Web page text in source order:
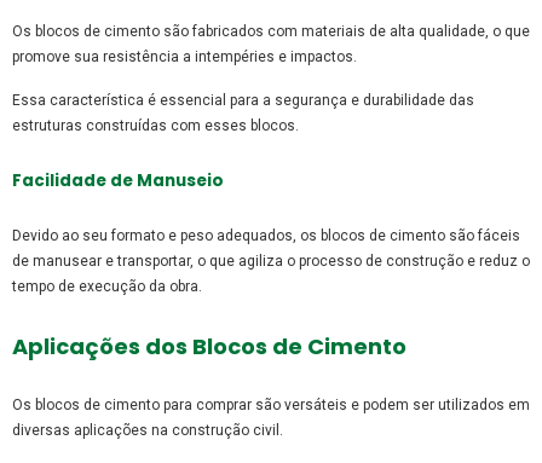
Os blocos de cimento são fabricados com materiais de alta qualidade, o que
promove sua resistência a intempéries e impactos.
Essa característica é essencial para a segurança e durabilidade das
estruturas construídas com esses blocos.
Facilidade de Manuseio
Devido ao seu formato e peso adequados, os blocos de cimento são fáceis
de manusear e transportar, o que agiliza o processo de construção e reduz o
tempo de execução da obra.
Aplicações dos Blocos de Cimento
Os blocos de cimento para comprar são versáteis e podem ser utilizados em
diversas aplicações na construção civil.